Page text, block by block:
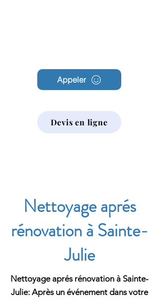
Appeler
Devis en ligne
Nettoyage aprés
rénovation à Sainte-
Julie
Nettoyage aprés rénovation à Sainte-
Julie: Après un événement dans votre